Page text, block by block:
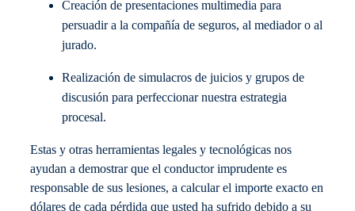
Creación de presentaciones multimedia para
persuadir a la compañía de seguros, al mediador o al
jurado.
Realización de simulacros de juicios y grupos de
discusión para perfeccionar nuestra estrategia
procesal.
Estas y otras herramientas legales y tecnológicas nos
ayudan a demostrar que el conductor imprudente es
responsable de sus lesiones, a calcular el importe exacto en
dólares de cada pérdida que usted ha sufrido debido a su